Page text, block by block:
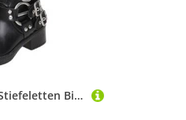
ticticlily Damen Stiefeletten Biker Boots Kniehohe Stiefel mit Nieten Schuhe Blockabsatz Bequeme Herbst Winter Frauen Reitstiefel Schuhe Schnallen G Schwarz 40 EU